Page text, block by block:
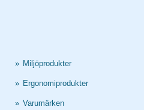
» Miljöprodukter
» Ergonomiprodukter
» Varumärken